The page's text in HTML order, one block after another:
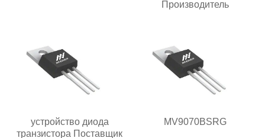
Производитель
устройство диода
транзистора Поставщик
MV9070BSRG